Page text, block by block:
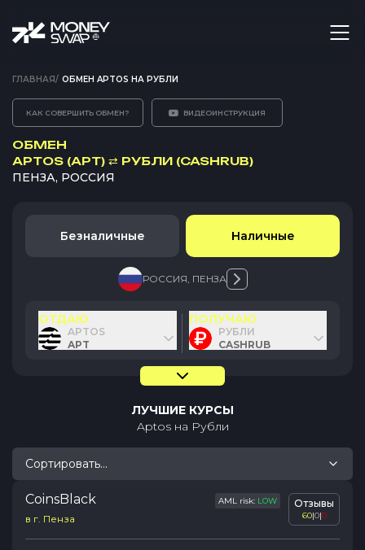
ГЛАВНАЯ/ ОБМЕН APTOS НА РУБЛИ
КАК СОВЕРШИТЬ ОБМЕН? ВИДЕОИНСТРУКЦИЯ
ОБМЕН
APTOS (APT) ⇄ РУБЛИ (CASHRUB)
ПЕНЗА, РОССИЯ
Безналичные Наличные
РОССИЯ, ПЕНЗА
ОТДАЮ
APTOS
APT
ПОЛУЧАЮ
РУБЛИ
CASHRUB
ЛУЧШИЕ КУРСЫ
Aptosна Рубли
Сортировать...
CoinsBlack AML risk: LOW
в г. Пенза
Отзывы
60|0|0